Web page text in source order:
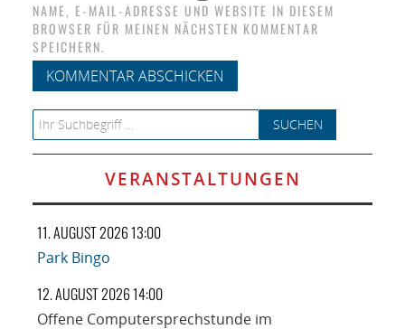
NAME, E-MAIL-ADRESSE UND WEBSITE IN DIESEM
BROWSER FÜR MEINEN NÄCHSTEN KOMMENTAR
SPEICHERN.
Search for:
VERANSTALTUNGEN
11. AUGUST 2026 13:00
Park Bingo
12. AUGUST 2026 14:00
Offene Computersprechstunde im